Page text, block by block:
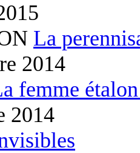
La
2014
femme
2014